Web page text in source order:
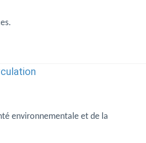
environnementale et de la